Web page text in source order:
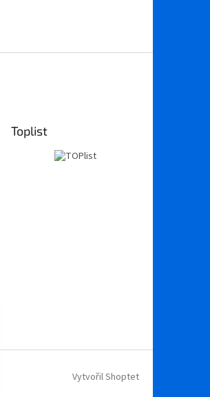
Toplist
Vytvořil Shoptet